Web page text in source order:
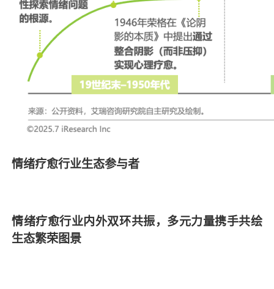
情绪疗愈行业生态参与者
情绪疗愈行业内外双环共振，多元力量携手共绘
生态繁荣图景